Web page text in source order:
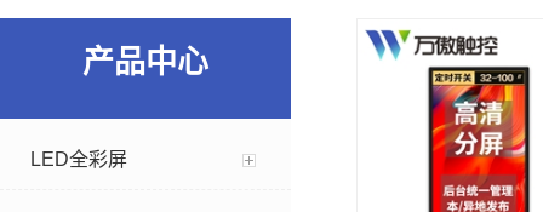
产品中心
LED全彩屏